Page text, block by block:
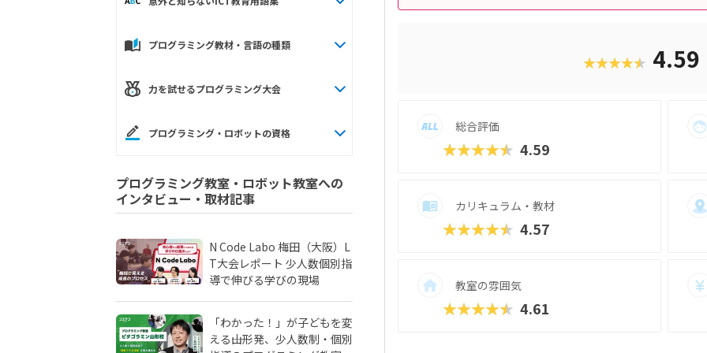
プログラミング教材・言語の種類
力を試せるプログラミング大会
プログラミング・ロボットの資格
プログラミング教室・ロボット教室への
インタビュー・取材記事
N Code Labo 梅田（大阪）L
T大会レポート 少人数個別指
導で伸びる学びの現場
「わかった！」が子どもを変
える――山形発、少人数制・個別
★★★★★ 4.59
総合評価
★★★★★ 4.59
カリキュラム・教材
★★★★★ 4.57
教室の雰囲気
★★★★★ 4.61